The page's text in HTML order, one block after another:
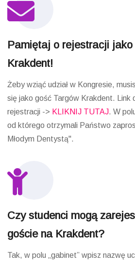
Pamiętaj o rejestracji jako
Krakdent!
Żeby wziąć udział w Kongresie,
się jako gość Targów Krakdent. Link
rejestracji -> KLIKNIJ TUTAJ. W
od którego otrzymali Państwo
Młodym Dentystą".
Czy studenci mogą
goście na Krakdent?
Tak, w polu „gabinet” wpisz nazwę